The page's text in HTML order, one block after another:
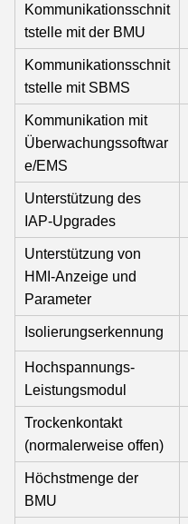
Kommunikationsschnit
tstelle mit der BMU
Kommunikationsschnit
tstelle mit SBMS
Kommunikation mit
Überwachungssoftwar
e/EMS
Unterstützung des
IAP-Upgrades
Unterstützung von
HMI-Anzeige und
Parameter
Isolierungserkennung
Hochspannungs-
Leistungsmodul
Trockenkontakt
(normalerweise offen)
Höchstmenge der
BMU